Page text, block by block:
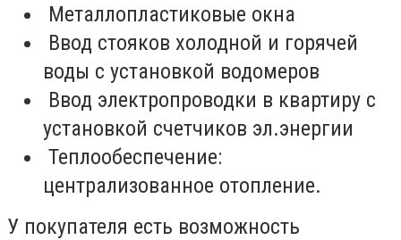
Металлопластиковые окна
Ввод стояков холодной и горячей
воды с установкой водомеров
Ввод электропроводки в квартиру с
установкой счетчиков эл.энергии
Теплообеспечение:
централизованное отопление.
У покупателя есть возможность